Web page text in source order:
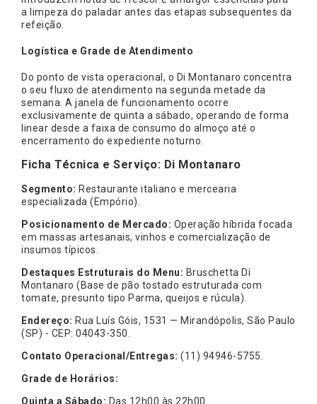
a limpeza do paladar antes das etapas subsequentes da
refeição.
Logística e Grade de Atendimento
Do ponto de vista operacional, o Di Montanaro concentra
o seu fluxo de atendimento na segunda metade da
semana. A janela de funcionamento ocorre
exclusivamente de quinta a sábado, operando de forma
linear desde a faixa de consumo do almoço até o
encerramento do expediente noturno.
Ficha Técnica e Serviço: Di Montanaro
Segmento: Restaurante italiano e mercearia
especializada (Empório).
Posicionamento de Mercado: Operação híbrida focada
em massas artesanais, vinhos e comercialização de
insumos típicos.
Destaques Estruturais do Menu: Bruschetta Di
Montanaro (Base de pão tostado estruturada com
tomate, presunto tipo Parma, queijos e rúcula).
Endereço: Rua Luís Góis, 1531 — Mirandópolis, São Paulo
(SP) - CEP: 04043-350.
Contato Operacional/Entregas: (11) 94946-5755.
Grade de Horários:
Quinta a Sábado: Das 12h00 às 22h00.